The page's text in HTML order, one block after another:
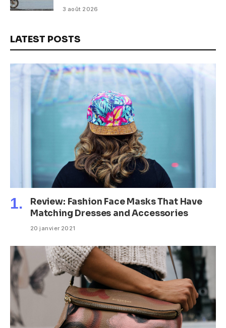
3 août 2026
LATEST POSTS
Review: Fashion Face Masks That Have
Matching Dresses and Accessories
20 janvier 2021